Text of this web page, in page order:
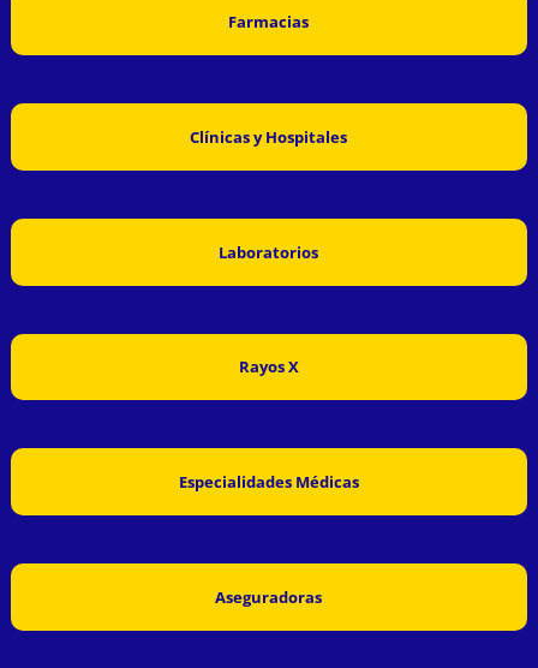
Farmacias
Clínicas y Hospitales
Laboratorios
Rayos X
Especialidades Médicas
Aseguradoras